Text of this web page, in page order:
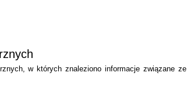
w których znaleziono informacje związane ze